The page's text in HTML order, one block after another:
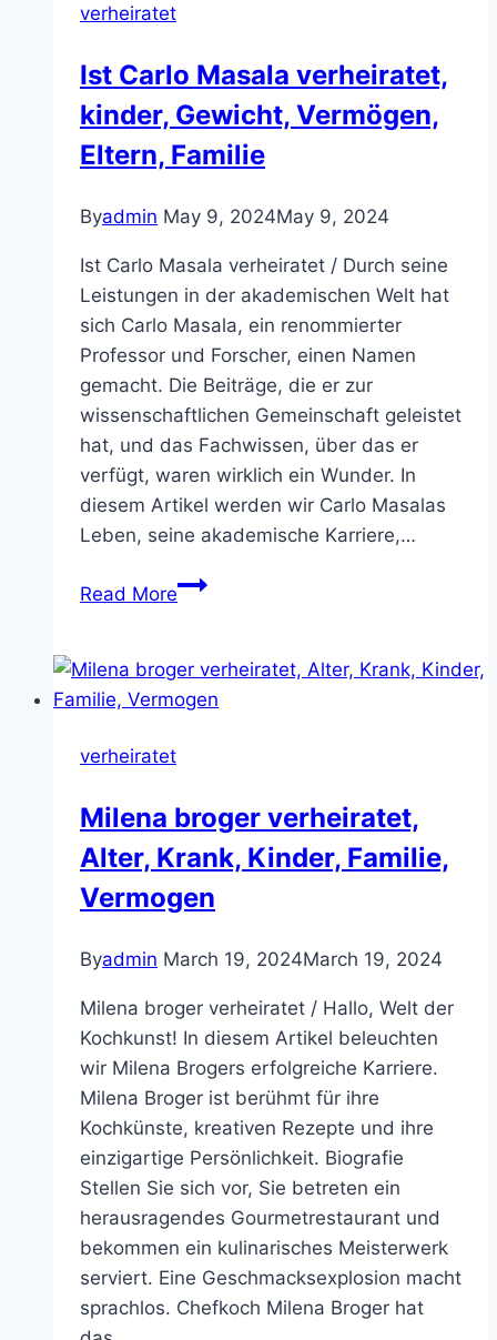
verheiratet
Ist Carlo Masala verheiratet,
kinder, Gewicht, Vermögen,
Eltern, Familie
Byadmin May 9, 2024May 9, 2024
Ist Carlo Masala verheiratet / Durch seine
Leistungen in der akademischen Welt hat
sich Carlo Masala, ein renommierter
Professor und Forscher, einen Namen
gemacht. Die Beiträge, die er zur
wissenschaftlichen Gemeinschaft geleistet
hat, und das Fachwissen, über das er
verfügt, waren wirklich ein Wunder. In
diesem Artikel werden wir Carlo Masalas
Leben, seine akademische Karriere,…
Read MoreIst
verheiratet,
kinder,
Familie
verheiratet
Milena broger verheiratet,
Alter, Krank, Kinder, Familie,
Vermogen
Byadmin March 19, 2024March 19, 2024
Milena broger verheiratet / Hallo, Welt der
Kochkunst! In diesem Artikel beleuchten
wir Milena Brogers erfolgreiche Karriere.
Milena Broger ist berühmt für ihre
Kochkünste, kreativen Rezepte und ihre
einzigartige Persönlichkeit. Biografie
Stellen Sie sich vor, Sie betreten ein
herausragendes Gourmetrestaurant und
bekommen ein kulinarisches Meisterwerk
serviert. Eine Geschmacksexplosion macht
sprachlos. Chefkoch Milena Broger hat